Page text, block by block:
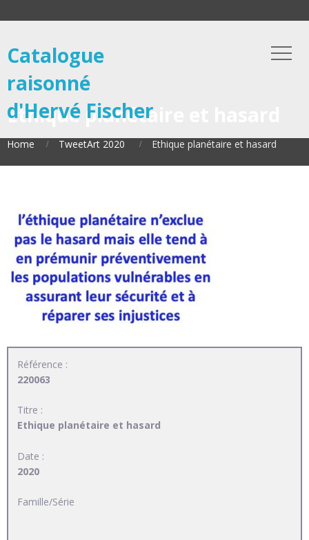
Catalogue
raisonné
d'Hervé Fischer
Ethique planétaire et hasard
Home TweetArt 2020 Ethique planétaire et hasard
Référence :
220063
Titre :
Ethique planétaire et hasard
Date :
2020
Famille/Série